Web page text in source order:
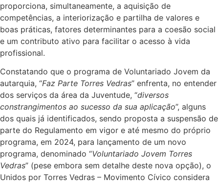
proporciona, simultaneamente, a aquisição de
competências, a interiorização e partilha de valores e
boas práticas, fatores determinantes para a coesão social
e um contributo ativo para facilitar o acesso à vida
profissional.
Constatando que o programa de Voluntariado Jovem da
autarquia, “Faz Parte Torres Vedras” enfrenta, no entender
dos serviços da área da Juventude, “diversos
constrangimentos ao sucesso da sua aplicação”, alguns
dos quais já identificados, sendo proposta a suspensão de
parte do Regulamento em vigor e até mesmo do próprio
programa, em 2024, para lançamento de um novo
programa, denominado “Voluntariado Jovem Torres
Vedras” (pese embora sem detalhe deste nova opção), o
Unidos por Torres Vedras – Movimento Cívico considera